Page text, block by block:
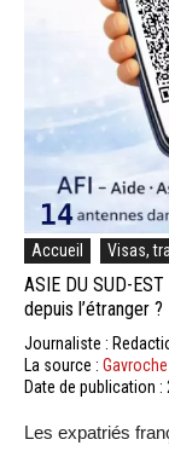
Accueil Visas,
ASIE DU SUD-
depuis l’étranger ?
Journaliste :
La source : Gavroche
Date de publication
Les expatriés